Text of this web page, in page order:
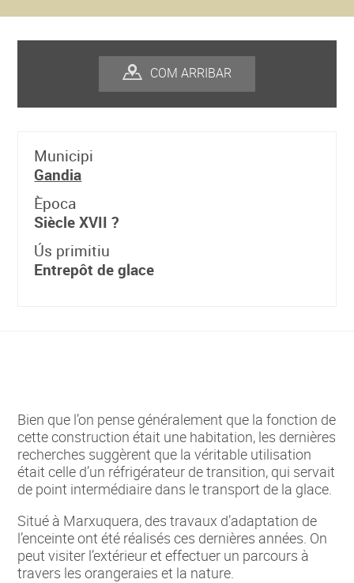
COM ARRIBAR
Municipi
Gandia
Època
Siècle XVII ?
Ús primitiu
Entrepôt de glace
Bien que l’on pense généralement que la fonction de
cette construction était une habitation, les dernières
recherches suggèrent que la véritable utilisation
était celle d’un réfrigérateur de transition, qui servait
de point intermédiaire dans le transport de la glace.
Situé à Marxuquera, des travaux d’adaptation de
l’enceinte ont été réalisés ces dernières années. On
peut visiter l’extérieur et effectuer un parcours à
travers les orangeraies et la nature.